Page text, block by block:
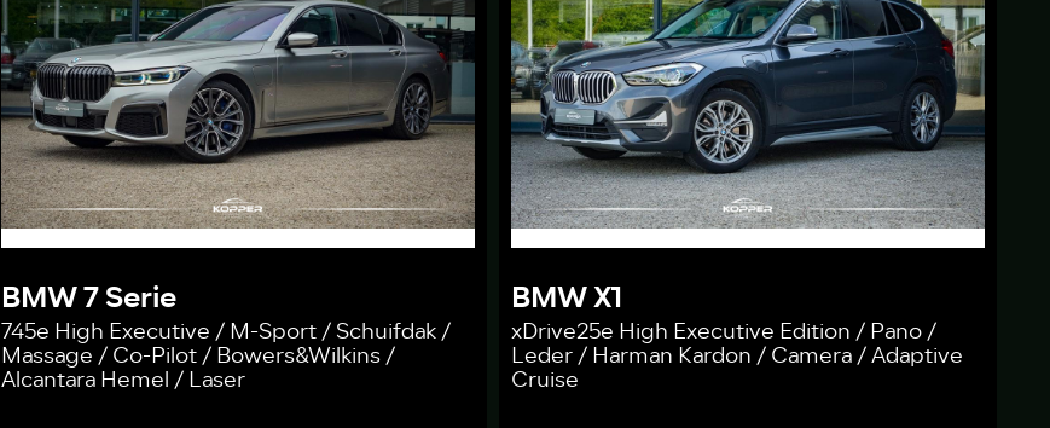
BMW 7 Serie
745e High Executive / M-Sport / Schuifdak /
Massage / Co-Pilot / Bowers&Wilkins /
Alcantara Hemel / Laser
BMW X1
xDrive25e High Executive Edition / Pano /
Leder / Harman Kardon / Camera / Adaptive
Cruise